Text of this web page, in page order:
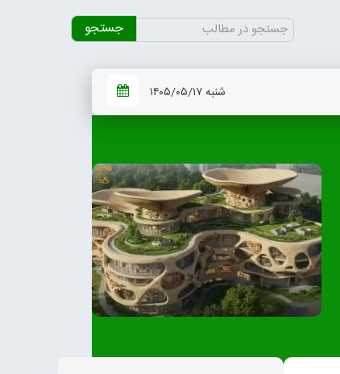
جستجو
برای:
شنبه ۱۴۰۵/۰۵/۱۷